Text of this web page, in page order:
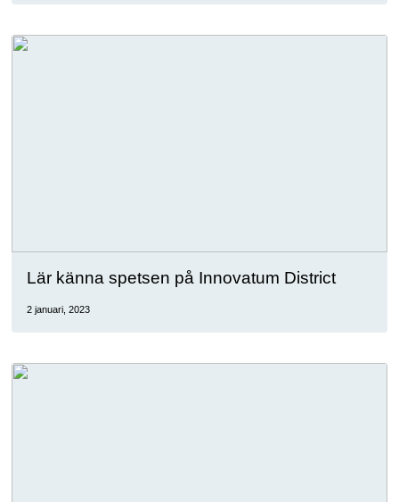
Lär känna spetsen på Innovatum District
2 januari, 2023